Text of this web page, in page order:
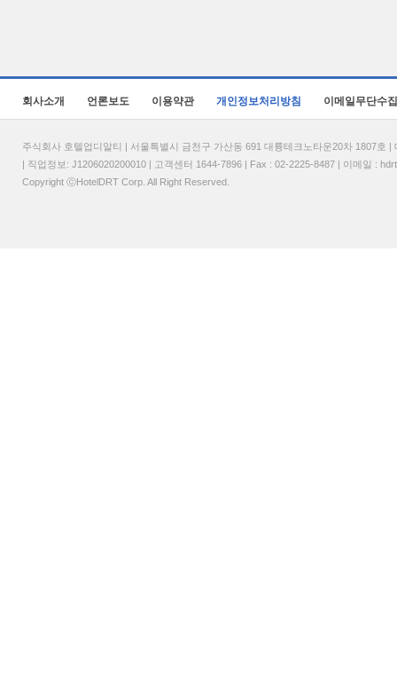
회사소개 언론보도 이용약관 개인정보처리방침 이메일무단수
주식회사 호텔업디알티 | 서울특별시 금천구 가산동 691 대륭테크노타운20차 1807
| 직업정보: J1206020200010 | 고객센터 1644-7896 | Fax : 02-2225-8487 | 이메일 :
Copyright ⓒHotelDRT Corp. All Right Reserved.